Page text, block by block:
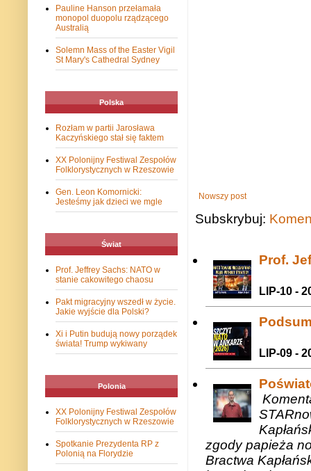
Nowszy post
Subskrybuj:
Prof.
LIP-10 -
LIP-09 -
zgody papieża
Bractwa
Pauline Hanson przełamała
monopol duopolu rządzącego
Australią
Solemn Mass of the Easter Vigil
St Mary's Cathedral Sydney
Polska
Rozłam w partii Jarosława
Kaczyńskiego stał się faktem
XX Polonijny Festiwal Zespołów
Folklorystycznych w Rzeszowie
Gen. Leon Komornicki:
Jesteśmy jak dzieci we mgle
Świat
Prof. Jeffrey Sachs: NATO w
stanie cakowitego chaosu
Pakt migracyjny wszedł w życie.
Jakie wyjście dla Polski?
Xi i Putin budują nowy porządek
świata! Trump wykiwany
Polonia
XX Polonijny Festiwal Zespołów
Folklorystycznych w Rzeszowie
Spotkanie Prezydenta RP z
Polonią na Florydzie